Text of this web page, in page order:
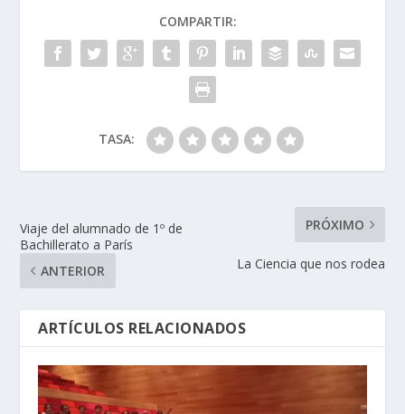
COMPARTIR:
TASA:
Viaje del alumnado de 1º de
Bachillerato a París
ANTERIOR
PRÓXIMO
La Ciencia que nos rodea
ARTÍCULOS RELACIONADOS